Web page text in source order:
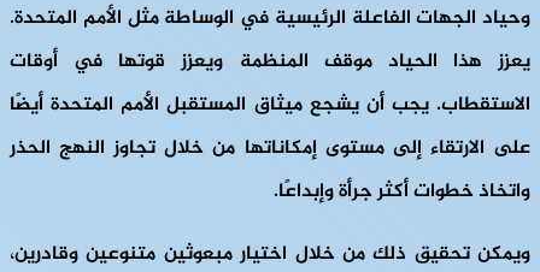
وحياد الجهات الفاعلة الرئيسية في الوساطة مثل الأمم المتحدة.
يعزز هذا الحياد موقف المنظمة ويعزز قوتها في أوقات
الاستقطاب. يجب أن يشجع ميثاق المستقبل الأمم المتحدة أيضًا
على الارتقاء إلى مستوى إمكاناتها من خلال تجاوز النهج الحذر
واتخاذ خطوات أكثر جرأة وإبداعًا.
ويمكن تحقيق ذلك من خلال اختيار مبعوثين متنوعين وقادرين،